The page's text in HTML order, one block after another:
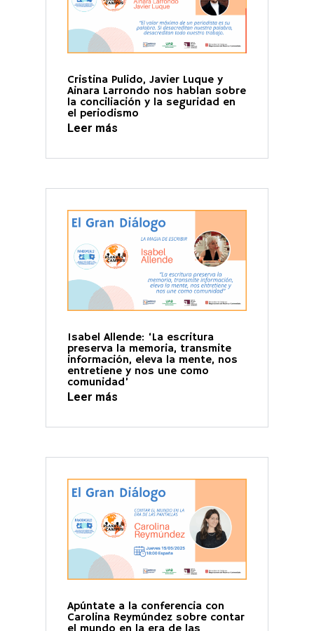
Cristina Pulido, Javier Luque y
Ainara Larrondo nos hablan sobre
la conciliación y la seguridad en
el periodismo
Leer más
Isabel Allende: ‘La escritura
preserva la memoria, transmite
información, eleva la mente, nos
entretiene y nos une como
comunidad’
Leer más
Apúntate a la conferencia con
Carolina Reymúndez sobre contar